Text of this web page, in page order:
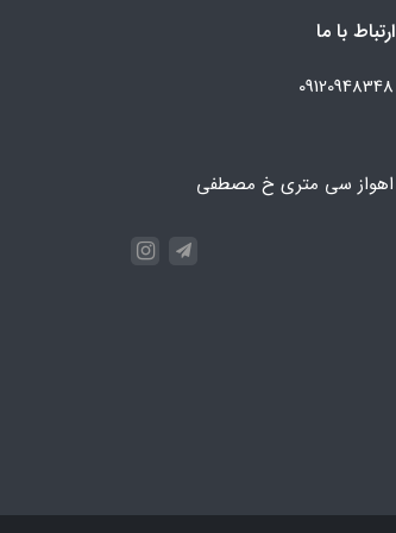
ارتباط با ما
09120948348
اهواز سی متری خ مصطفی